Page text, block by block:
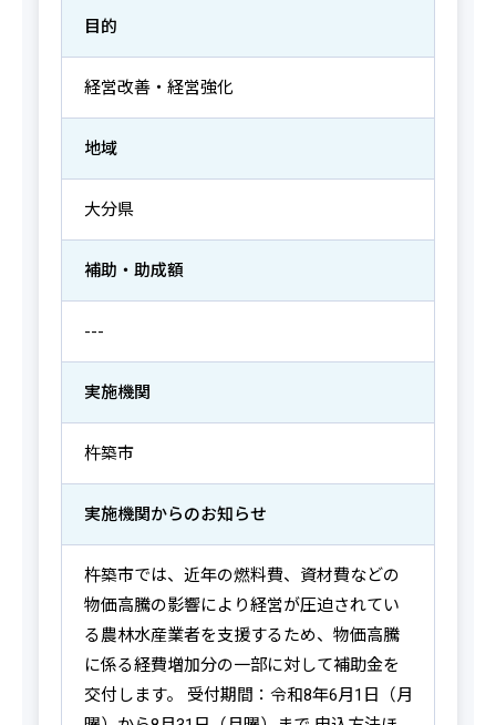
目的
経営改善・経営強化
地域
大分県
補助・助成額
---
実施機関
杵築市
実施機関からのお知らせ
杵築市では、近年の燃料費、資材費などの
物価高騰の影響により経営が圧迫されてい
る農林水産業者を支援するため、物価高騰
に係る経費増加分の一部に対して補助金を
交付します。 受付期間：令和8年6月1日（月